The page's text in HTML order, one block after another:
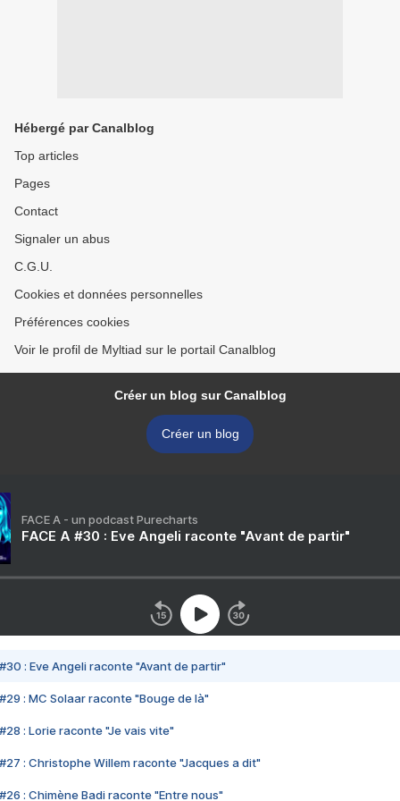
Hébergé par Canalblog
Top articles
Pages
Contact
Signaler un abus
C.G.U.
Cookies et données personnelles
Préférences cookies
Voir le profil de Myltiad sur le portail Canalblog
Créer un blog sur Canalblog
Créer un blog
FACE A - un podcast Purecharts
FACE A #30 : Eve Angeli raconte "Avant de partir"
#30 : Eve Angeli raconte "Avant de partir"
#29 : MC Solaar raconte "Bouge de là"
#28 : Lorie raconte "Je vais vite"
#27 : Christophe Willem raconte "Jacques a dit"
#26 : Chimène Badi raconte "Entre nous"